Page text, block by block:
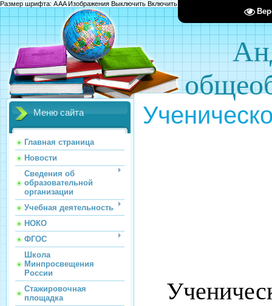
Размер шрифта: AAAИзображения Выключить Включить
Меню сайта
Главная страница
Новости
Сведения об
образовательной
организации
Учебная деятельность
НОКО
ФГОС
Школа
Минпросвещения
России
Стажировочная
площадка